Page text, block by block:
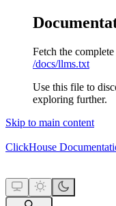
Fetch the
/docs/llms.txt
Use this file to
exploring further.
Skip to main content
ClickHouse